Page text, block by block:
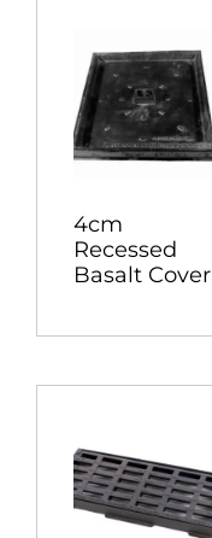
4cm
Recessed
Basalt Cover